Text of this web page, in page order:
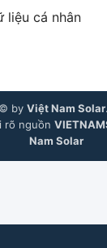
liệu cá nhân
by Việt Nam Solar
rõ nguồn
Nam Solar